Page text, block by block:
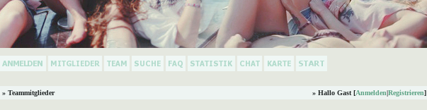
» Teammitglieder » Hallo Gast [Anmelden|Registrieren]